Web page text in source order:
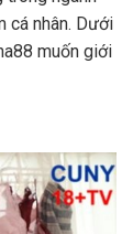
cá nhân. Dưới
muốn giới